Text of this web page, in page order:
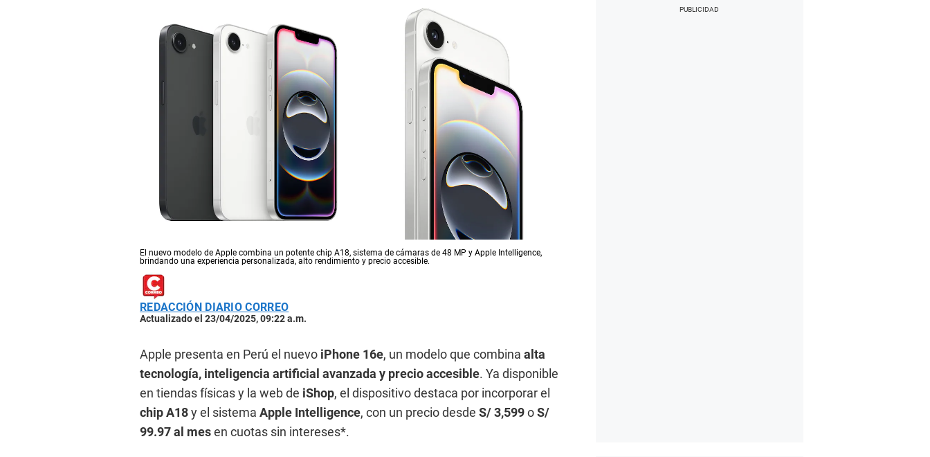
El nuevo modelo de Apple combina un potente chip A18, sistema de cámaras de 48 MP y Apple Intelligence,
brindando una experiencia personalizada, alto rendimiento y precio accesible.
REDACCIÓN DIARIO CORREO
Actualizado el 23/04/2025, 09:22 a.m.
Apple presenta en Perú el nuevo iPhone 16e, un modelo que combina alta
tecnología, inteligencia artificial avanzada y precio accesible. Ya disponible
en tiendas físicas y la web de iShop, el dispositivo destaca por incorporar el
chip A18y el sistema Apple Intelligence, con un precio desde S/ 3,599oS/
99.97 al mesen cuotas sin intereses*.